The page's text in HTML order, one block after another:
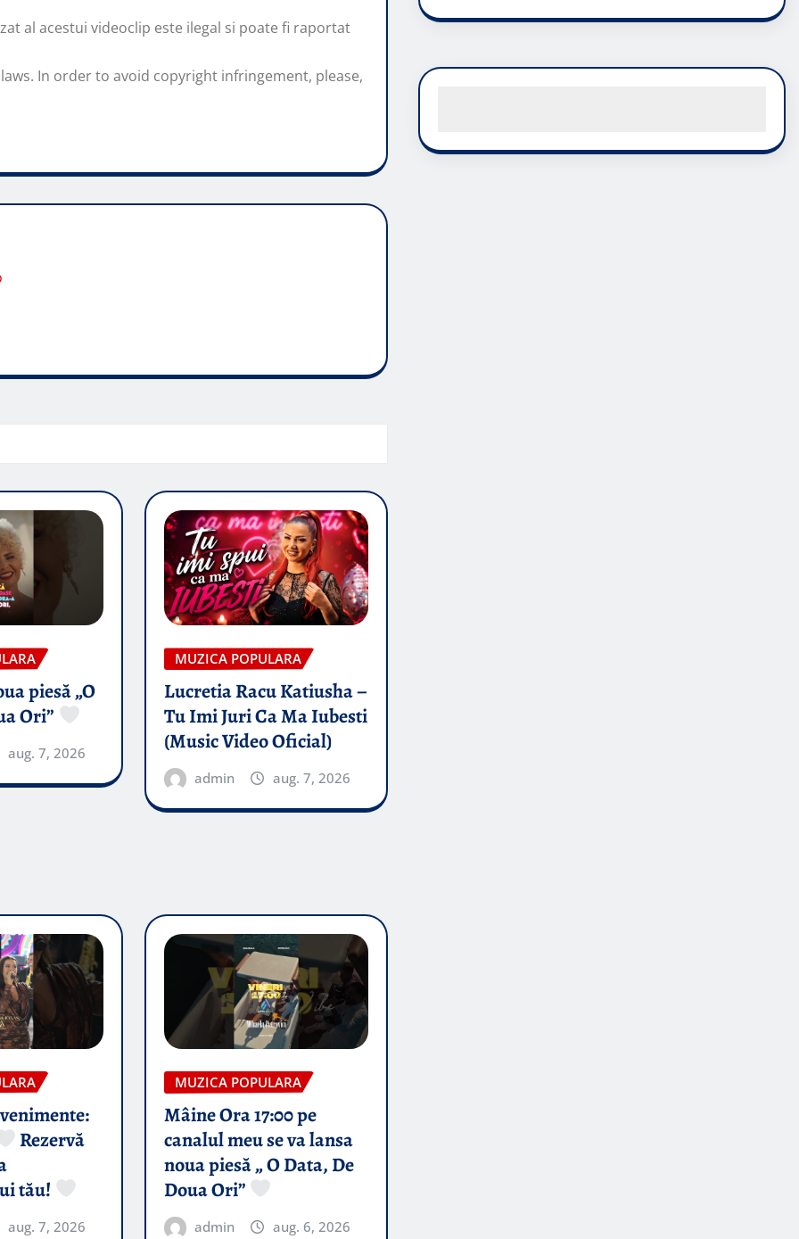
al acestui videoclip este ilegal si poate fi raportat
In order to avoid copyright infringement, please,
piesă „O
Ori”
aug. 7, 2026
MUZICA POPULARA
Lucretia Racu Katiusha –
Tu Imi Juri Ca Ma Iubesti
(Music Video Oficial)
admin aug. 7, 2026
Rezervă
tău!
aug. 7, 2026
MUZICA POPULARA
Mâine Ora 17:00 pe
canalul meu se va lansa
noua piesă „ O Data, De
Doua Ori”
admin aug. 6, 2026